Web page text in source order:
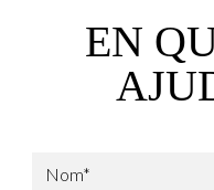
EN